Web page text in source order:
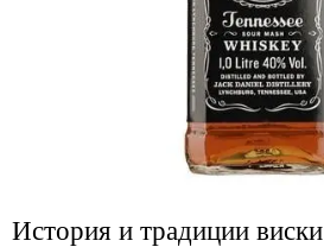
История и традиции виски